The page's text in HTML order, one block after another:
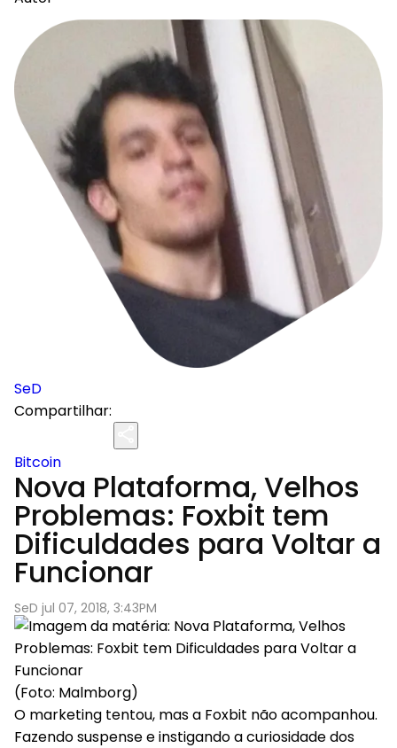
SeD
Compartilhar:
Bitcoin
Nova Plataforma, Velhos
Problemas: Foxbit tem
Dificuldades para Voltar a
Funcionar
SeD jul 07, 2018, 3:43PM
(Foto: Malmborg)
O marketing tentou, mas a Foxbit não acompanhou.
Fazendo suspense e instigando a curiosidade dos